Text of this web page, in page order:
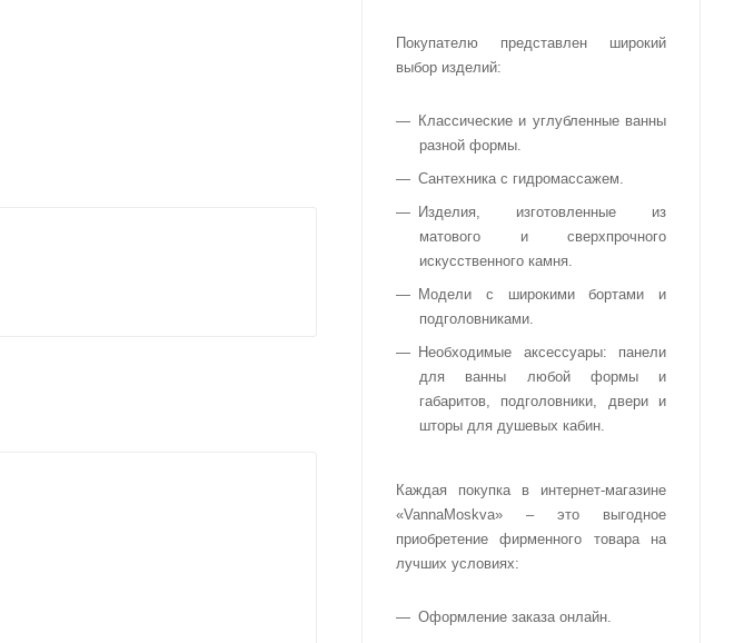
Покупателю представлен широкий
выбор изделий:
Классические и углубленные ванны
разной формы.
Сантехника с гидромассажем.
Изделия, изготовленные из
матового и сверхпрочного
искусственного камня.
Модели с широкими бортами и
подголовниками.
Необходимые аксессуары: панели
для ванны любой формы и
габаритов, подголовники, двери и
шторы для душевых кабин.
Каждая покупка в интернет-магазине
«VannaMoskva» – это выгодное
приобретение фирменного товара на
лучших условиях:
Оформление заказа онлайн.